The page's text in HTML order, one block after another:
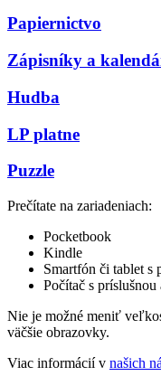
Papiernictvo
Zápisníky a
Hudba
LP platne
Puzzle
Prečítate na zariadeniach:
Pocketbook
Kindle
Smartfón či tablet s
Počítač s
Nie je možné meniť
väčšie obrazovky.
Viac informácií v našich